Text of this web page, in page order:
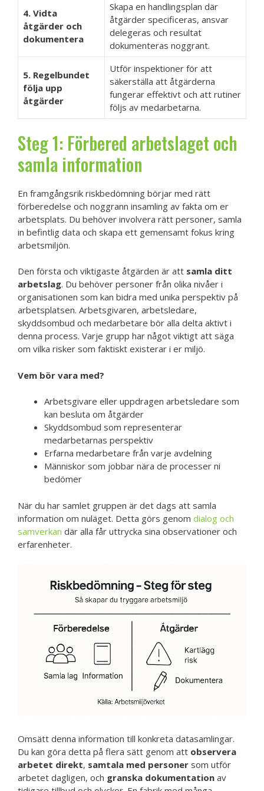
4. Vidta
åtgärder och
dokumentera
Skapa en handlingsplan där
åtgärder specificeras, ansvar
delegeras och resultat
dokumenteras noggrant.
5. Regelbundet
följa upp
åtgärder
Utför inspektioner för att
säkerställa att åtgärderna
fungerar effektivt och att rutiner
följs av medarbetarna.
Steg 1: Förbered arbetslaget och
samla information
En framgångsrik riskbedömning börjar med rätt
förberedelse och noggrann insamling av fakta om er
arbetsplats. Du behöver involvera rätt personer, samla
in befintlig data och skapa ett gemensamt fokus kring
arbetsmiljön.
Den första och viktigaste åtgärden är att samla ditt
arbetslag. Du behöver personer från olika nivåer i
organisationen som kan bidra med unika perspektiv på
arbetsplatsen. Arbetsgivaren, arbetsledare,
skyddsombud och medarbetare bör alla delta aktivt i
denna process. Varje grupp har något viktigt att säga
om vilka risker som faktiskt existerar i er miljö.
Vem bör vara med?
Arbetsgivare eller uppdragen arbetsledare som
kan besluta om åtgärder
Skyddsombud som representerar
medarbetarnas perspektiv
Erfarna medarbetare från varje avdelning
Människor som jobbar nära de processer ni
bedömer
När du har samlet gruppen är det dags att samla
information om nuläget. Detta görs genom dialog och
samverkan där alla får uttrycka sina observationer och
erfarenheter.
Omsätt denna information till konkreta datasamlingar.
Du kan göra detta på flera sätt genom att observera
arbetet direkt, samtala med personer som utför
arbetet dagligen, och granska dokumentation av